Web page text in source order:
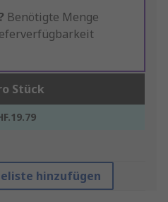
Benötigte Menge
Stück
hinzufügen